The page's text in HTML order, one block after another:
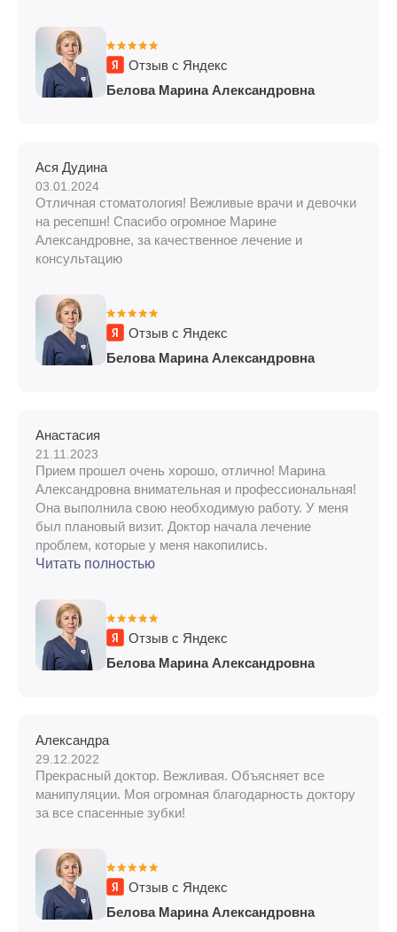
Отзыв с Яндекс
Белова Марина Александровна
Ася Дудина
03.01.2024
Отличная стоматология! Вежливые врачи и девочки
на ресепшн! Спасибо огромное Марине
Александровне, за качественное лечение и
консультацию
Отзыв с Яндекс
Белова Марина Александровна
Анастасия
21.11.2023
Прием прошел очень хорошо, отлично! Марина
Александровна внимательная и профессиональная!
Она выполнила свою необходимую работу. У меня
был плановый визит. Доктор начала лечение
проблем, которые у меня накопились.
Читать полностью
Отзыв с Яндекс
Белова Марина Александровна
Александра
29.12.2022
Прекрасный доктор. Вежливая. Объясняет все
манипуляции. Моя огромная благодарность доктору
за все спасенные зубки!
Отзыв с Яндекс
Белова Марина Александровна